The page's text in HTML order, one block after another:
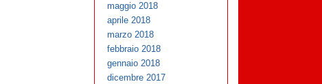
maggio 2018
aprile 2018
marzo 2018
febbraio 2018
gennaio 2018
dicembre 2017